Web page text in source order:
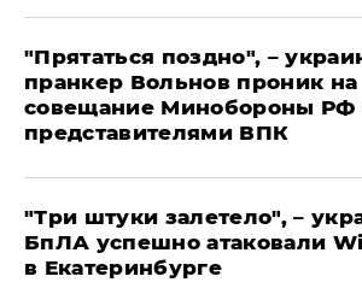
"Прятаться поздно", –
пранкер Вольнов проник на
совещание Минобороны РФ
представителями ВПК
"Три штуки залетело", –
БпЛА успешно атаковали
в Екатеринбурге